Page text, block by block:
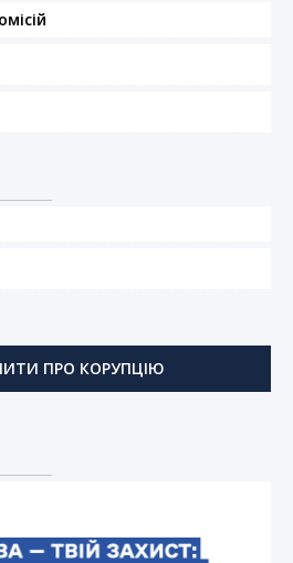
ПРО КОРУПЦІЮ